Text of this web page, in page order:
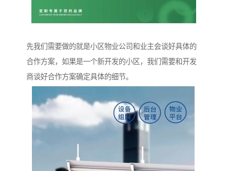
先我们需要做的就是小区物业公司和业主会谈好具体的
合作方案，如果是一个新开发的小区，我们需要和开发
商谈好合作方案确定具体的细节。